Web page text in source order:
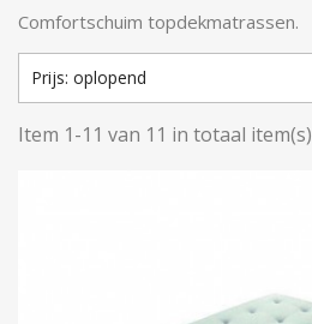
Comfortschuim topdekmatrassen.
Prijs: oplopend
Item 1-11 van 11 in totaal item(s)